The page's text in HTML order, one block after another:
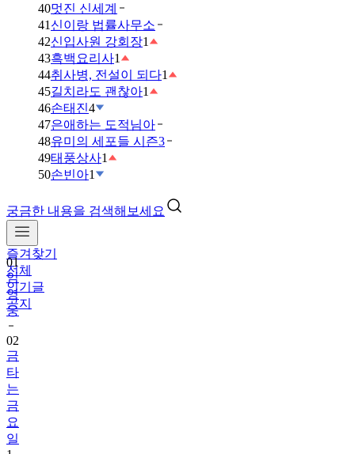
40멋진 신세계
41 신이랑 법률사무소
42신입사원 강회장1
43흑백요리사1
44취사병, 전설이 되다1
45길치라도 괜찮아1
46손태진4
47은애하는 도적님아
48유미의 세포들 시즌3
49태풍상사1
50손빈아1
궁금한 내용을 검색해보세요
즐겨찾기
전체
인기글
공지
01
임
영
웅
02
금
타
는
금
요
일